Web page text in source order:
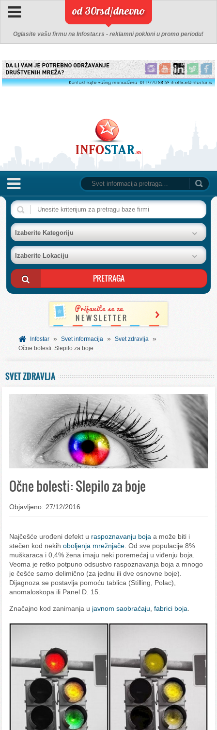
od 30rsd/dnevno
Oglasite vašu firmu na Infostar.rs - reklamni pokloni u promo periodu!
NASLOVNA
BAZA FIRMI
POSLOVNI OGLASI
AKCIJE I KATALOZI
BESPLATNI VAUČERI
SVET INFORMACIJA
Izaberite Kategoriju
Izaberite Lokaciju
Infostar » Svet informacija » Svet zdravlja »
Očne bolesti: Slepilo za boje
SVET ZDRAVLJA
Očne bolesti: Slepilo za boje
Objavljeno: 27/12/2016
Najčešće urođeni defekt u raspoznavanju boja a može biti i
stečen kod nekihoboljenja mrežnjače . Od sve populacije 8%
muškaraca i 0,4% žena imaju neki poremećaj u viđenju boja.
Veoma je retko potpuno odsustvo raspoznavanja boja a mnogo
je češće samo delimično (za jednu ili dve osnovne boje).
Dijagnoza se postavlja pomoću tablica (Stilling, Polac),
anomaloskopa ili Panel D. 15.
Značajno kod zanimanja u javnom saobraćaju ,fabrici boja